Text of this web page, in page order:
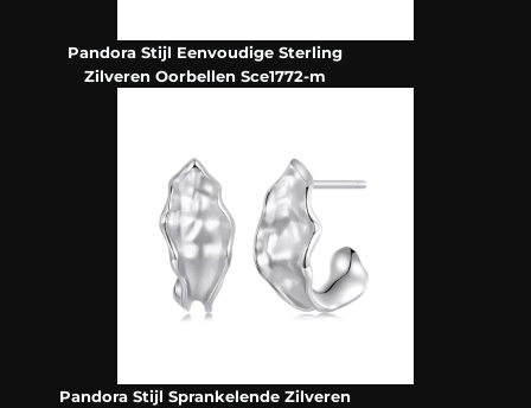
Pandora Stijl Eenvoudige Sterling
Zilveren Oorbellen Sce1772-m
Pandora Stijl Sprankelende Zilveren